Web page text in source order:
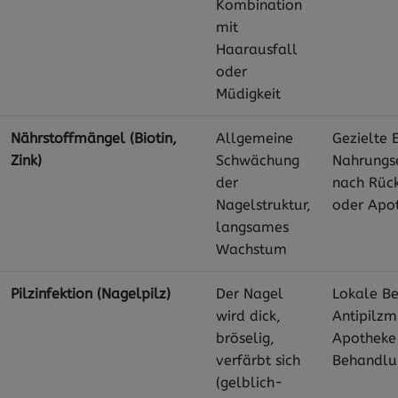
Kombination
mit
Haarausfall
oder
Müdigkeit
Nährstoffmängel (Biotin,
Zink)
Allgemeine
Schwächung
der
Nagelstruktur,
langsames
Wachstum
Gezielte
nach
oder
Pilzinfektion (Nagelpilz)
Der Nagel
wird dick,
bröselig,
verfärbt sich
(gelblich-
Lokale